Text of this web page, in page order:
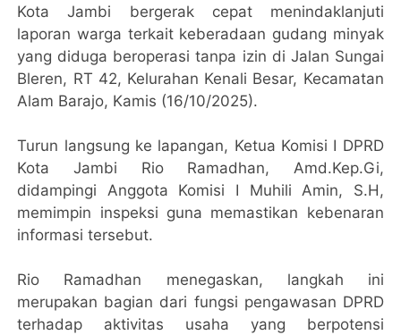
Kota Jambi bergerak cepat menindaklanjuti
laporan warga terkait keberadaan gudang minyak
yang diduga beroperasi tanpa izin di Jalan Sungai
Bleren, RT 42, Kelurahan Kenali Besar, Kecamatan
Alam Barajo, Kamis (16/10/2025).
Turun langsung ke lapangan, Ketua Komisi I DPRD
Kota Jambi Rio Ramadhan, Amd.Kep.Gi,
didampingi Anggota Komisi I Muhili Amin, S.H,
memimpin inspeksi guna memastikan kebenaran
informasi tersebut.
Rio Ramadhan menegaskan, langkah ini
merupakan bagian dari fungsi pengawasan DPRD
terhadap aktivitas usaha yang berpotensi